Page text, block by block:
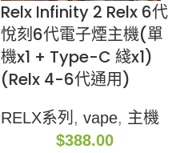
Relx Infinity 2 Relx 6代
悅刻6代電子煙主機(單
機x1 + Type-C 綫x1)
(Relx 4-6代通用)
RELX系列 , vape, 主機
$388.00